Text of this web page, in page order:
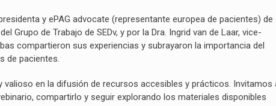
y ePAG advocate (representante europea de pacientes) de
Grupo de Trabajo de SEDv, y por la Dra. Ingrid van de Laar, vice-
compartieron sus experiencias y subrayaron la importancia del
de pacientes.
valioso en la difusión de recursos accesibles y prácticos. Invitamos
compartirlo y seguir explorando los materiales disponibles